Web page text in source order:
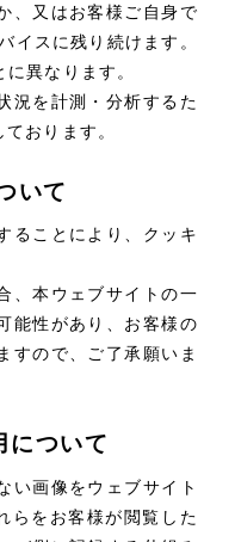
実績の
スサイト
）
ショップ）
、又はお客様ご自身で
イスに残り続けます。
異なります。
況を計測・分析するた
おります。
いて
ることにより、クッキ
、本ウェブサイトの一
能性があり、お客様の
すので、ご了承願いま
について
い画像をウェブサイト
らをお客様が閲覧した